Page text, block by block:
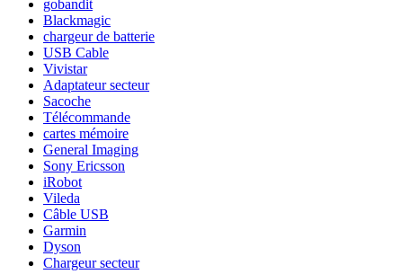
gobandit
Blackmagic
chargeur de batterie
USB Cable
Vivistar
Adaptateur secteur
Sacoche
Télécommande
cartes mémoire
General Imaging
Sony Ericsson
iRobot
Vileda
Câble USB
Garmin
Dyson
Chargeur secteur